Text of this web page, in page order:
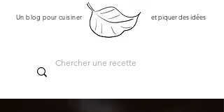
et piquer des idées
Un blog pour cuisiner